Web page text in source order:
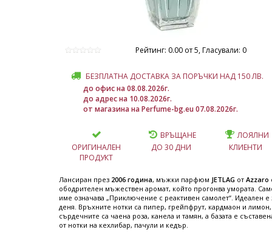
Рейтинг: 0.00 от 5, Гласували: 0
БЕЗПЛАТНА ДОСТАВКА ЗА ПОРЪЧКИ НАД 150 ЛВ.
до офис на 08.08.2026г.
до адрес на 10.08.2026г.
от магазина на Perfume-bg.eu 07.08.2026г.
ОРИГИНАЛЕН
ПРОДУКТ
ВРЪЩАНЕ
ДО 30 ДНИ
ЛОЯЛНИ
КЛИЕНТИ
Лансиран през 2006 година, мъжки парфюм JETLAG от Azzaro
ободрителен мъжествен аромат, който прогонва умората.
име означава „Приключение с реактивен самолет“. Идеален е
деня. Връхните нотки са пипер, грейпфрут, кардмаон и лимон,
сърдечните са чаена роза, канела и тамян, а базата е
от нотки на кехлибар, пачули и кедър.